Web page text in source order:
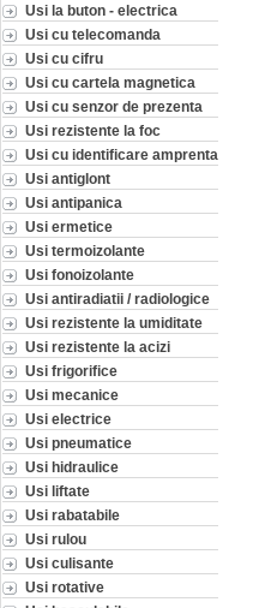
Usi la buton - electrica
Usi cu telecomanda
Usi cu cifru
Usi cu cartela magnetica
Usi cu senzor de prezenta
Usi rezistente la foc
Usi cu identificare amprenta
Usi antiglont
Usi antipanica
Usi ermetice
Usi termoizolante
Usi fonoizolante
Usi antiradiatii / radiologice
Usi rezistente la umiditate
Usi rezistente la acizi
Usi frigorifice
Usi mecanice
Usi electrice
Usi pneumatice
Usi hidraulice
Usi liftate
Usi rabatabile
Usi rulou
Usi culisante
Usi rotative